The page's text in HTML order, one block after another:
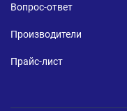
Вопрос-ответ
Производители
Прайс-лист